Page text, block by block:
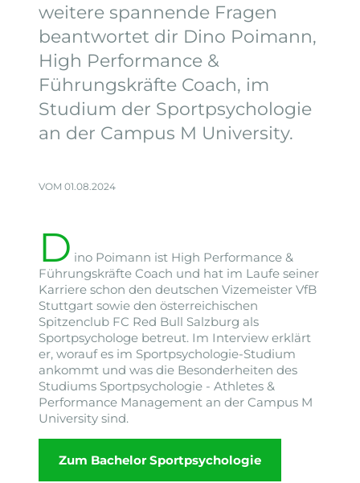
weitere spannende Fragen
beantwortet dir Dino Poimann,
High Performance &
Führungskräfte Coach, im
Studium der Sportpsychologie
an der Campus M University.
VOM 01.08.2024
D ino Poimann ist High Performance &
Führungskräfte Coach und hat im Laufe seiner
Karriere schon den deutschen Vizemeister VfB
Stuttgart sowie den österreichischen
Spitzenclub FC Red Bull Salzburg als
Sportpsychologe betreut. Im Interview erklärt
er, worauf es im Sportpsychologie-Studium
ankommt und was die Besonderheiten des
Studiums Sportpsychologie - Athletes &
Performance Management an der Campus M
University sind.
Zum Bachelor Sportpsychologie